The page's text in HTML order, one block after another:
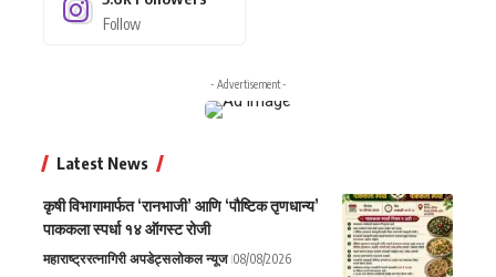
Follow
- Advertisement -
Latest News
कृषी विभागामार्फत ‘रानभाजी’ आणि ‘पौष्टिक तृणधान्य’
पाककला स्पर्धा १४ ऑगस्ट रोजी
महाराष्ट्ररत्नागिरी अपडेट्सलोकल न्यूज 08/08/2026